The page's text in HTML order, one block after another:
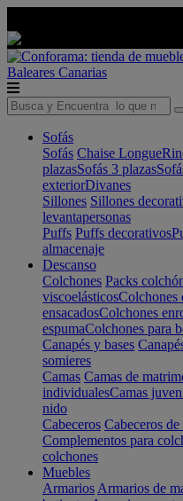
Baleares Canarias
Sofás
Sofás Chaise Longue
plazasSofás 3 plazas
exteriorDivanes
Sillones Sillones
levantapersonas
Puffs Puffs decorativos
almacenaje
Descanso
Colchones Packs
viscoelásticosColchones
ensacadosColchones
espumaColchones para
Canapés y bases
somieres
Camas Camas de
individualesCamas
nido
Cabeceros Cabeceros
Complementos para
colchones
Muebles
Armarios Armarios de